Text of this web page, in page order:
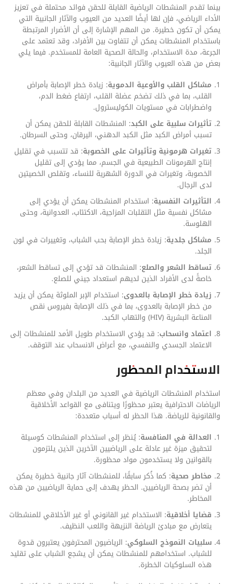
بينما تقدم المنشطات الرياضية القابلة للحقن فوائد محتملة في تعزيز
الأداء الرياضي، فإن لها أيضًا العديد من العيوب والآثار الجانبية التي
يمكن أن تكون خطيرة. من المهم الإشارة إلى أن الأضرار المرتبطة
باستخدام المنشطات يمكن أن تتفاوت بين الأفراد، وقد تعتمد على
الجرعة، مدة الاستخدام، والحالة الصحية العامة للمستخدم. فيما يلي
بعض من هذه العيوب والآثار الجانبية:
مشاكل القلب والأوعية الدموية: زيادة خطر الإصابة بأمراض
القلب، بما في ذلك تضخم عضلة القلب، ارتفاع ضغط الدم،
واضطرابات في مستويات الكوليسترول.
تأثيرات سلبية على الكبد: المنشطات القابلة للحقن يمكن أن
تسبب أمراض الكبد مثل الكبد الدهني، اليرقان، وحتى السرطان.
تغيرات هرمونية وتأثيرات على الخصوبة: قد تتسبب في تقليل
إنتاج الهرمونات الطبيعية في الجسم، مما يؤدي إلى تقليل
الخصوبة، وتغيرات في الدورة الشهرية للنساء، وتقلص الخصيتين
لدى الرجال.
التأثيرات النفسية: استخدام المنشطات يمكن أن يؤدي إلى
مشاكل نفسية مثل التقلبات المزاجية، الاكتئاب، العدوانية، وحتى
الهلوسة.
مشاكل جلدية: زيادة خطر الإصابة بحب الشباب، وتغييرات في لون
الجلد.
تساقط الشعر والصلع: المنشطات قد تؤدي إلى تساقط الشعر،
خاصةً لدى الأفراد الذين لديهم استعداد جيني للصلع.
زيادة خطر الإصابة بالعدوى: استخدام الإبر الملوثة يمكن أن يزيد
من خطر الإصابة بالعدوى، بما في ذلك الإصابة بفيروس نقص
المناعة البشرية (HIV) والتهاب الكبد.
اعتماد وانسحاب: قد يؤدي الاستخدام طويل الأمد للمنشطات إلى
الاعتماد الجسدي والنفسي، مع أعراض الانسحاب عند التوقف.
الاستخدام المحظور
استخدام المنشطات الرياضية في العديد من البلدان وفي معظم
الرياضات الاحترافية يعتبر محظورًا ويتنافى مع القواعد الأخلاقية
والقانونية للرياضة. هذا الحظر له أسباب متعددة:
العدالة في المنافسة: يُنظر إلى استخدام المنشطات كوسيلة
لتحقيق ميزة غير عادلة على الرياضيين الآخرين الذين يلتزمون
بالقوانين ولا يستخدمون مواد محظورة.
مخاطر صحية: كما ذُكر سابقًا، للمنشطات آثار جانبية خطيرة يمكن
أن تضر بصحة الرياضيين. الحظر يهدف إلى حماية الرياضيين من هذه
المخاطر.
قضايا أخلاقية: الاستخدام غير القانوني أو غير الأخلاقي للمنشطات
يتعارض مع مبادئ الرياضة النزيهة واللعب النظيف.
سلبيات النموذج السلوكي: الرياضيون المحترفون يعتبرون قدوة
للشباب. استخدامهم للمنشطات يمكن أن يشجع الشباب على تقليد
هذه السلوكيات الخطرة.